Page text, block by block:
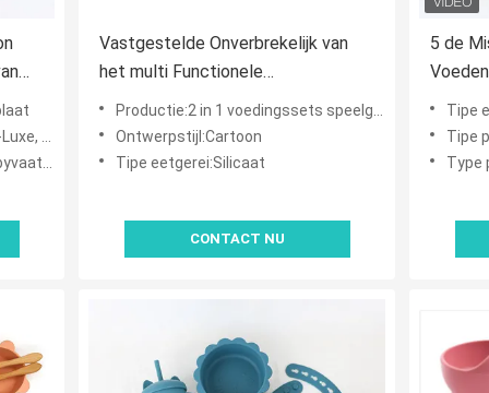
Vastgestelde Onverbrekelijk van
het multi Functionele
Siliconevaatwerk voor
Kinderenpeuters
Productie:2 in 1 voedingssets speelgoed
Ontwerpstijl:Cartoon
Tipe eetgerei:Silicaat
CONTACT NU
5 de
Tipe
Tipe
Type